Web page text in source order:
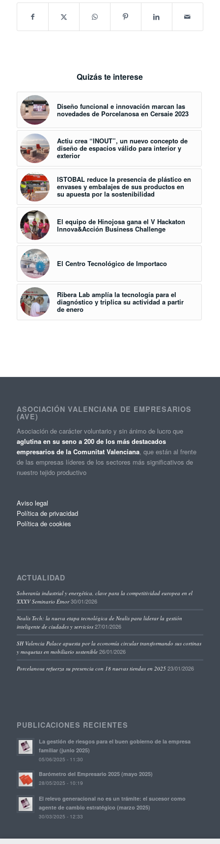
Quizás te interese
Diseño funcional e innovación marcan las
novedades de Porcelanosa en Cersaie 2023
Actiu crea “INOUT”, un nuevo concepto de
diseño de espacios válido para interior y
exterior
ISTOBAL reduce la presencia de plástico en
envases y embalajes de sus productos en
su apuesta por la sostenibilidad
El equipo de Hinojosa gana el V Hackaton
Innova&Acción Business Challenge
El Centro Tecnológico de Importaco
Ribera Lab amplía la tecnología para el
diagnóstico y triplica su actividad a partir
de enero
ASOCIACIÓN VALENCIANA DE EMPRESARIOS
(AVE)
Asociación de carácter voluntario y sin ánimo de lucro que
aglutina en su seno a 200 de los más destacados
empresarios de la Comunitat Valenciana, que están al frente
de las empresas líderes de los sectores más significativos de
nuestro tejido productivo
Aviso legal
Política de privacidad
Política de cookies
ACTUALIDAD
Soberanía industrial y energética, clave para la competitividad europea en el
XXXV Seminario Étnor 30/01/2026
Nealis Tech: la nueva etapa tecnológica de Nealis para liderar la gestión
inteligente de ciudades y servicios 27/01/2026
SH Valencia Palace apuesta por la economía circular transformando sus cortinas
y moquetas en mobiliario sostenible 26/01/2026
Porcelanosa refuerza su presencia con 18 nuevas tiendas en 2025 23/01/2026
PUBLICACIONES RECIENTES
La gestión de riesgos para el buen gobierno de la empresa
familiar (junio 2025)
05/06/2025 - 11:30
Barómetro del Empresario 2025 (mayo 2025)
28/05/2025 - 10:19
El relevo generacional no es un trámite: el sucesor como
agente de cambio estratégico (marzo 2025)
30/03/2025 - 12:33